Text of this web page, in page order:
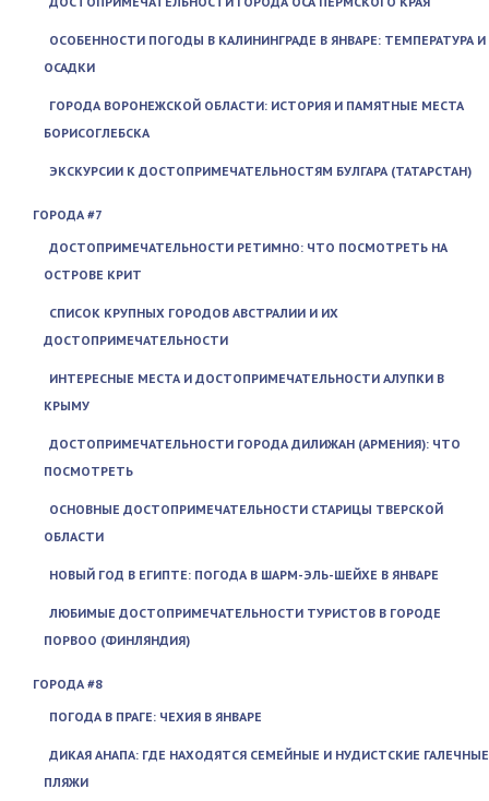
ОСОБЕННОСТИ ПОГОДЫ В КАЛИНИНГРАДЕ В ЯНВАРЕ: ТЕМПЕРАТУРА И
ОСАДКИ
ГОРОДА ВОРОНЕЖСКОЙ ОБЛАСТИ: ИСТОРИЯ И ПАМЯТНЫЕ МЕСТА
БОРИСОГЛЕБСКА
ЭКСКУРСИИ К ДОСТОПРИМЕЧАТЕЛЬНОСТЯМ БУЛГАРА (ТАТАРСТАН)
ГОРОДА #7
ДОСТОПРИМЕЧАТЕЛЬНОСТИ РЕТИМНО: ЧТО ПОСМОТРЕТЬ НА
ОСТРОВЕ КРИТ
СПИСОК КРУПНЫХ ГОРОДОВ АВСТРАЛИИ И ИХ
ДОСТОПРИМЕЧАТЕЛЬНОСТИ
ИНТЕРЕСНЫЕ МЕСТА И ДОСТОПРИМЕЧАТЕЛЬНОСТИ АЛУПКИ В
КРЫМУ
ДОСТОПРИМЕЧАТЕЛЬНОСТИ ГОРОДА ДИЛИЖАН (АРМЕНИЯ): ЧТО
ПОСМОТРЕТЬ
ОСНОВНЫЕ ДОСТОПРИМЕЧАТЕЛЬНОСТИ СТАРИЦЫ ТВЕРСКОЙ
ОБЛАСТИ
НОВЫЙ ГОД В ЕГИПТЕ: ПОГОДА В ШАРМ-ЭЛЬ-ШЕЙХЕ В ЯНВАРЕ
ЛЮБИМЫЕ ДОСТОПРИМЕЧАТЕЛЬНОСТИ ТУРИСТОВ В ГОРОДЕ
ПОРВОО (ФИНЛЯНДИЯ)
ГОРОДА #8
ПОГОДА В ПРАГЕ: ЧЕХИЯ В ЯНВАРЕ
ДИКАЯ АНАПА: ГДЕ НАХОДЯТСЯ СЕМЕЙНЫЕ И НУДИСТСКИЕ ГАЛЕЧНЫЕ
ПЛЯЖИ